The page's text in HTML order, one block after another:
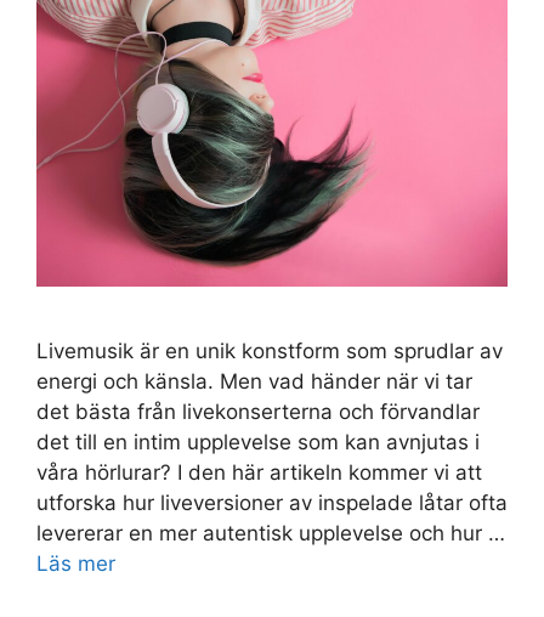
Livemusik är en unik konstform som sprudlar av
energi och känsla. Men vad händer när vi tar
det bästa från livekonserterna och förvandlar
det till en intim upplevelse som kan avnjutas i
våra hörlurar? I den här artikeln kommer vi att
utforska hur liveversioner av inspelade låtar ofta
levererar en mer autentisk upplevelse och hur …
Läs mer